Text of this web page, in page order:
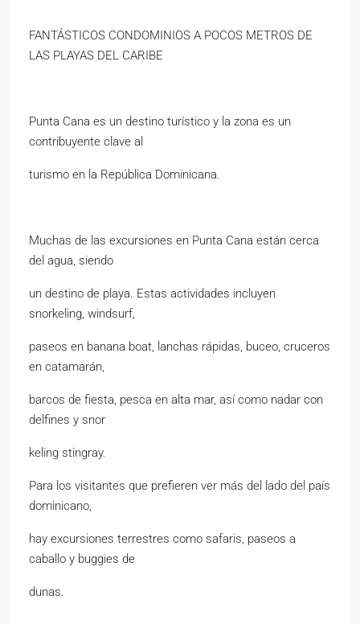
FANTÁSTICOS CONDOMINIOS A POCOS METROS DE
LAS PLAYAS DEL CARIBE
Punta Cana es un destino turístico y la zona es un
contribuyente clave al
turismo en la República Dominicana.
Muchas de las excursiones en Punta Cana están cerca
del agua, siendo
un destino de playa. Estas actividades incluyen
snorkeling, windsurf,
paseos en banana boat, lanchas rápidas, buceo, cruceros
en catamarán,
barcos de fiesta, pesca en alta mar, así como nadar con
delfines y snor
keling stingray.
Para los visitantes que prefieren ver más del lado del país
dominicano,
hay excursiones terrestres como safaris, paseos a
caballo y buggies de
dunas.